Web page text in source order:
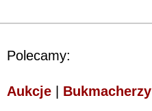
Polecamy:
Aukcje Bukmacherzy